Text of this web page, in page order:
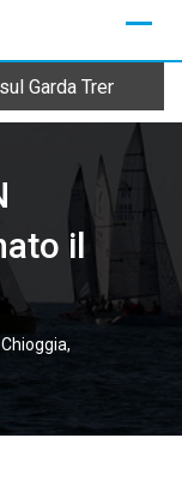
sul Garda Trentino
il